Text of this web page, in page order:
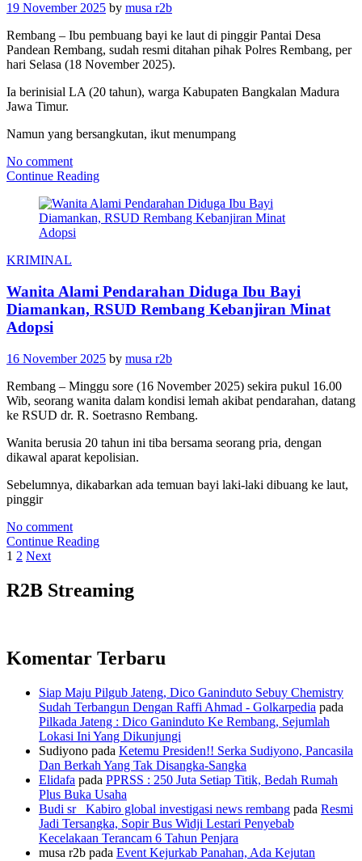
19 November 2025 by musa r2b
Rembang – Ibu pembuang bayi ke laut di pinggir Pantai Desa
Pandean Rembang, sudah resmi ditahan pihak Polres Rembang, per
hari Selasa (18 November 2025).
Ia berinisial LA (20 tahun), warga Kabupaten Bangkalan Madura
Jawa Timur.
Namun yang bersangkutan, ikut menumpang
No comment
Continue Reading
KRIMINAL
Wanita Alami Pendarahan Diduga Ibu Bayi
Diamankan, RSUD Rembang Kebanjiran Minat
Adopsi
16 November 2025 by musa r2b
Rembang – Minggu sore (16 November 2025) sekira pukul 16.00
Wib, seorang wanita dalam kondisi lemah akibat pendarahan, datang
ke RSUD dr. R. Soetrasno Rembang.
Wanita berusia 20 tahun ini tiba bersama seorang pria, dengan
dikawal aparat kepolisian.
Sebelumnya, dikabarkan ada temuan bayi laki-laki dibuang ke laut,
pinggir
No comment
Continue Reading
Navigasi
pos
1 2 Next
R2B Streaming
Komentar Terbaru
Siap Maju Pilgub Jateng, Dico Ganinduto Sebuy Chemistry
Sudah Terbangun Dengan Raffi Ahmad - Golkarpedia pada
Pilkada Jateng : Dico Ganinduto Ke Rembang, Sejumlah
Lokasi Ini Yang Dikunjungi
Sudiyono pada Ketemu Presiden!! Serka Sudiyono, Pancasila
Dan Berkah Yang Tak Disangka-Sangka
Elidafa pada PPRSS : 250 Juta Setiap Titik, Bedah Rumah
Plus Buka Usaha
Budi sr_ Kabiro global investigasi news rembang pada Resmi
Jadi Tersangka, Sopir Bus Widji Lestari Penyebab
Kecelakaan Terancam 6 Tahun Penjara
musa r2b pada Event Kejurkab Panahan, Ada Kejutan